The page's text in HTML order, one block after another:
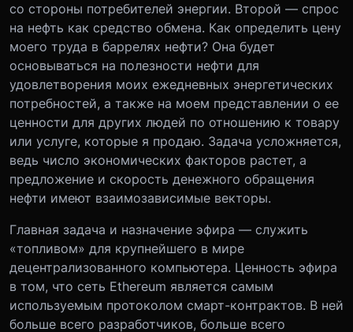
со стороны потребителей энергии. Второй — спрос
на нефть как средство обмена. Как определить цену
моего труда в баррелях нефти? Она будет
основываться на полезности нефти для
удовлетворения моих ежедневных энергетических
потребностей, а также на моем представлении о ее
ценности для других людей по отношению к товару
или услуге, которые я продаю. Задача усложняется,
ведь число экономических факторов растет, а
предложение и скорость денежного обращения
нефти имеют взаимозависимые векторы.
Главная задача и назначение эфира — служить
«топливом» для крупнейшего в мире
децентрализованного компьютера. Ценность эфира
в том, что сеть Ethereum является самым
используемым протоколом смарт-контрактов. В ней
больше всего разработчиков, больше всего